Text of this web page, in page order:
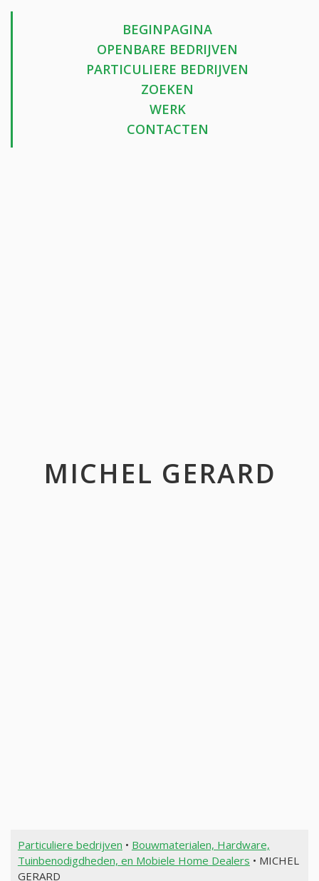
BEGINPAGINA
OPENBARE BEDRIJVEN
PARTICULIERE BEDRIJVEN
ZOEKEN
WERK
CONTACTEN
MICHEL GERARD
Particuliere bedrijven • Bouwmaterialen, Hardware,
Tuinbenodigdheden, en Mobiele Home Dealers • MICHEL
GERARD